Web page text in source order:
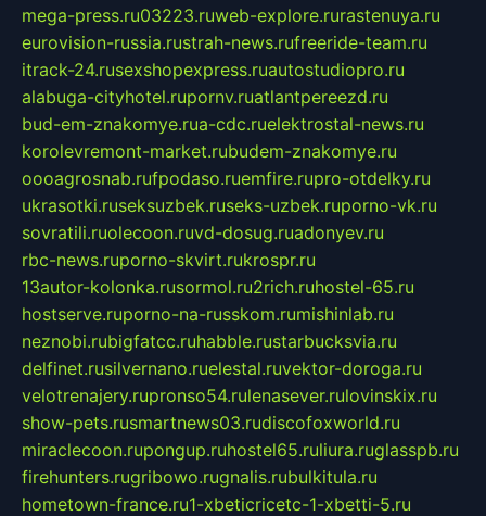
mega-press.ru03223.ruweb-explore.rurastenuya.ru
eurovision-russia.rustrah-news.rufreeride-team.ru
itrack-24.rusexshopexpress.ruautostudiopro.ru
alabuga-cityhotel.rupornv.ruatlantpereezd.ru
bud-em-znakomye.rua-cdc.ruelektrostal-news.ru
korolevremont-market.rubudem-znakomye.ru
oooagrosnab.rufpodaso.ruemfire.rupro-otdelky.ru
ukrasotki.ruseksuzbek.ruseks-uzbek.ruporno-vk.ru
sovratili.ruolecoon.ruvd-dosug.ruadonyev.ru
rbc-news.ruporno-skvirt.rukrospr.ru
13autor-kolonka.rusormol.ru2rich.ruhostel-65.ru
hostserve.ruporno-na-russkom.rumishinlab.ru
neznobi.rubigfatcc.ruhabble.rustarbucksvia.ru
delfinet.rusilvernano.ruelestal.ruvektor-doroga.ru
velotrenajery.rupronso54.rulenasever.rulovinskix.ru
show-pets.rusmartnews03.rudiscofoxworld.ru
miraclecoon.rupongup.ruhostel65.ruliura.ruglasspb.ru
firehunters.rugribowo.rugnalis.rubulkitula.ru
hometown-france.ru1-xbeticricetc-1-xbetti-5.ru